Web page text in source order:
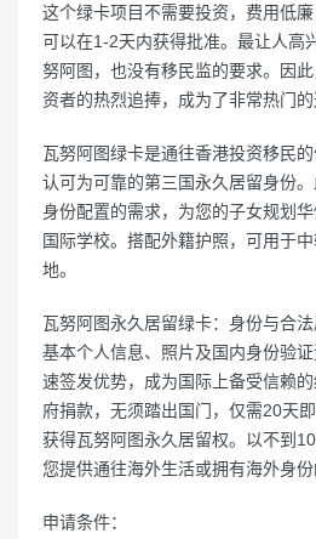
这个绿卡项目不需要投资，费用低
可以在1-2天内获得批准。最让人高
努阿图，也没有移民监的要求。因
资者的热烈追捧，成为了非常热门的
瓦努阿图绿卡是通往香港投资移民
认可为可靠的第三国永久居留身份
身份配置的需求，为您的子女规划
国际学校。搭配外籍护照，可用于
地。
瓦努阿图永久居留绿卡：身份与合
基本个人信息、照片及国内身份验
速签发优势，成为国际上备受信赖
府捐款，无须踏出国门，仅需20天
获得瓦努阿图永久居留权。以不到
您提供通往海外生活或拥有海外身份
申请条件：